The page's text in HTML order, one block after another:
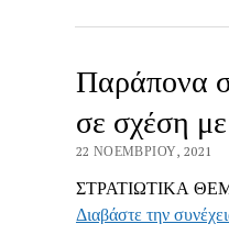
Παράπονα
σε σχέση
22 ΝΟΕΜΒΡΊΟΥ, 2021
ΣΤΡΑΤΙΩΤΙΚΑ
Διαβάστε την